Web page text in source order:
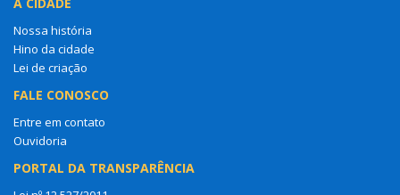
Nossa história
Hino da cidade
Lei de criação
FALE CONOSCO
Entre em contato
Ouvidoria
PORTAL DA TRANSPARÊNCIA